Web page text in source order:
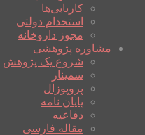
کاریابی‌ها
استخدام دولتی
مجوز داروخانه
مشاوره پژوهشی
شروع یک پژوهش
سمینار
پروپوزال
پایان نامه
دفاعیه
مقاله فارسی